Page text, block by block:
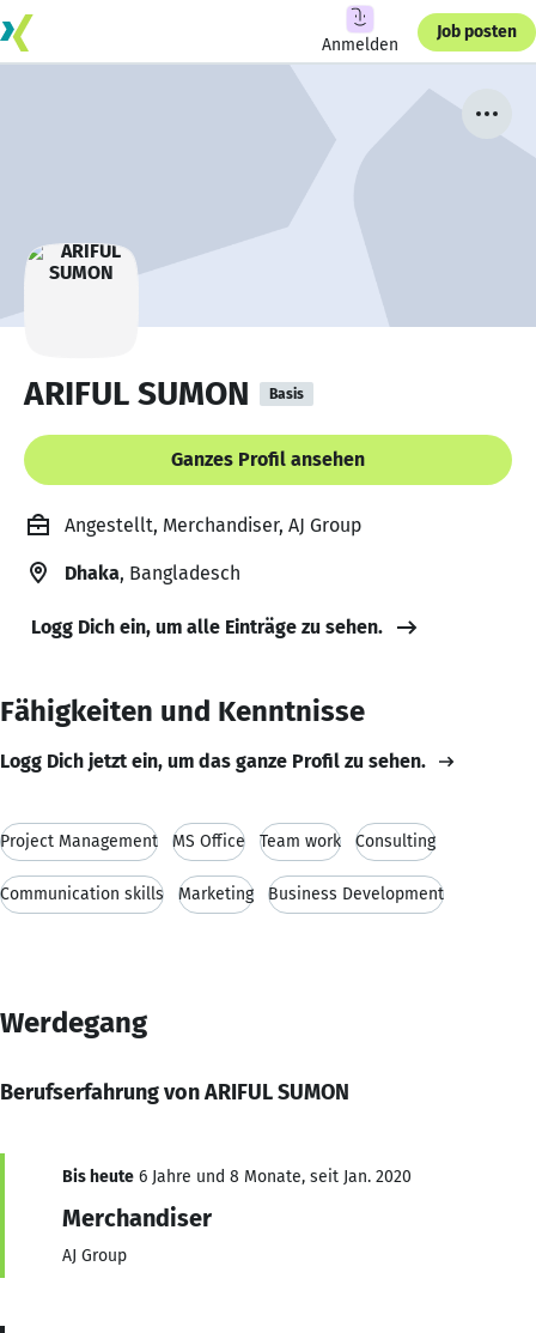
Anmelden
Job posten
ARIFUL SUMON Basis
Ganzes Profil ansehen
Angestellt, Merchandiser, AJ Group
Dhaka, Bangladesch
Logg Dich ein, um alle Einträge zu sehen.
Fähigkeiten und Kenntnisse
Logg Dich jetzt ein, um das ganze Profil zu sehen.
Project Management MS Office Team work Consulting
Communication skills Marketing Business Development
Werdegang
Berufserfahrung von ARIFUL SUMON
Bis heute 6 Jahre und 8 Monate, seit Jan. 2020
Merchandiser
AJ Group